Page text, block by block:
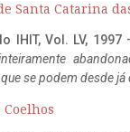
Santa Catarina
IHIT, Vol. LV,
que se podem desde
Coelhos